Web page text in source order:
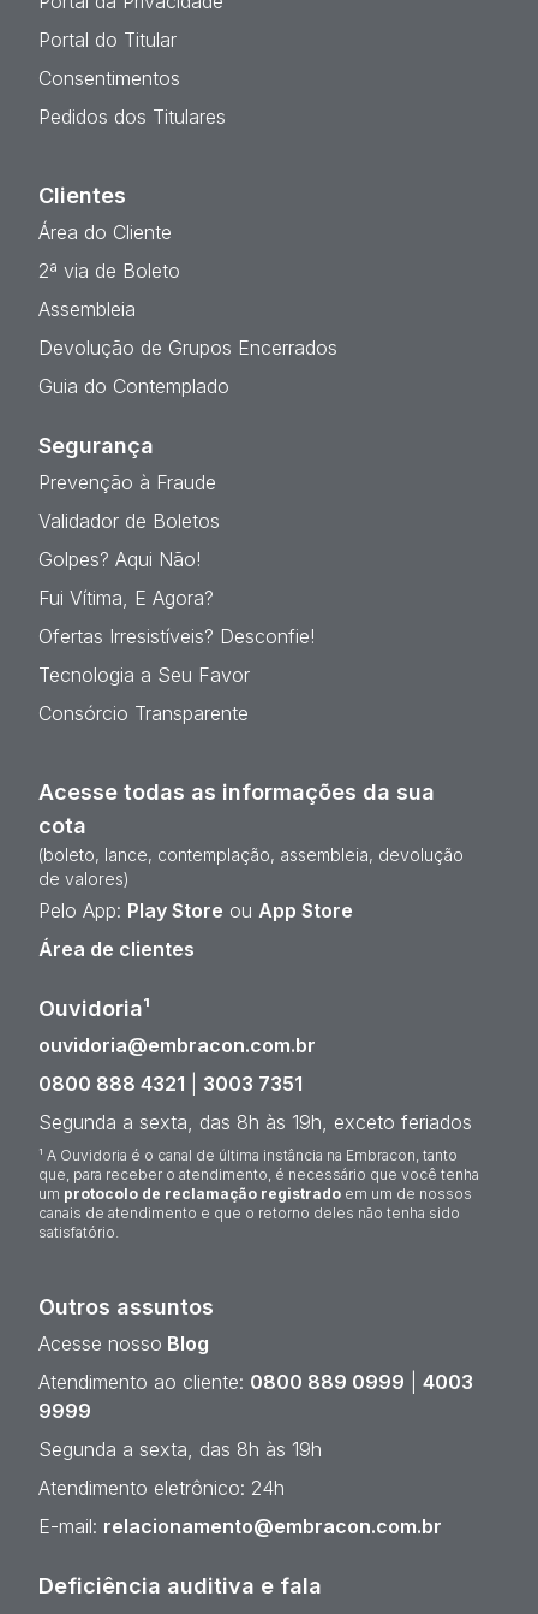
Portal do Titular
Consentimentos
Pedidos dos Titulares
Clientes
Área do Cliente
2ª via de Boleto
Assembleia
Devolução de Grupos Encerrados
Guia do Contemplado
Segurança
Prevenção à Fraude
Validador de Boletos
Golpes? Aqui Não!
Fui Vítima, E Agora?
Ofertas Irresistíveis? Desconfie!
Tecnologia a Seu Favor
Consórcio Transparente
Acesse todas as informações da sua
cota
(boleto, lance, contemplação, assembleia, devolução
de valores)
Pelo App: Play Store ou App Store
Área de clientes
Ouvidoria¹
ouvidoria@embracon.com.br
0800 888 4321
3003 7351
Segunda a sexta, das 8h às 19h, exceto feriados
¹ A Ouvidoria é o canal de última instância na Embracon, tanto
que, para receber o atendimento, é necessário que você tenha
um protocolo de reclamação registrado em um de nossos
canais de atendimento e que o retorno deles não tenha sido
satisfatório.
Outros assuntos
Acesse nosso Blog
Atendimento ao cliente: 0800 889 0999
4003
9999
Segunda a sexta, das 8h às 19h
Atendimento eletrônico: 24h
E-mail: relacionamento@embracon.com.br
Deficiência auditiva e fala